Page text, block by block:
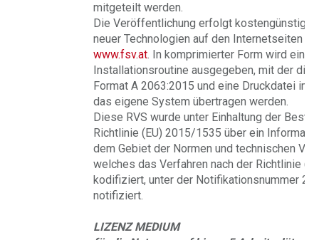
mitgeteilt werden.
Die Veröffentlichung erfolgt kostengünstig
neuer Technologien auf den Internetseiten
www.fsv.at. In komprimierter Form wird eine
Installationsroutine ausgegeben, mit der die
Format A 2063:2015 und eine Druckdatei im
das eigene System übertragen werden.
Diese RVS wurde unter Einhaltung der
Richtlinie (EU) 2015/1535 über ein
dem Gebiet der Normen und technischen
welches das Verfahren nach der Richtlinie
kodifiziert, unter der Notifikationsnummer
notifiziert.
LIZENZ MEDIUM